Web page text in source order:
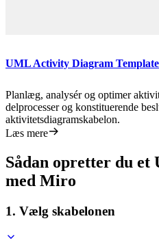
UML Activity Diagram Template
Planlæg, analysér og optimer
delprocesser og konstituerende
aktivitetsdiagramskabelon.
Læs mere
Sådan opretter du et
med Miro
1. Vælg skabelonen